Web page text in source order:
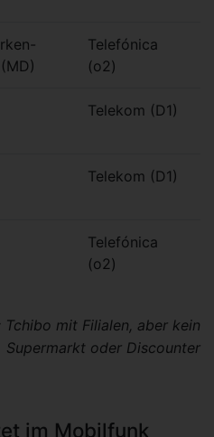
Telefónica
(o2)
Telekom (D1)
Telekom (D1)
Telefónica
(o2)
mit Filialen, aber kein
Supermarkt oder Discounter
im Mobilfunk